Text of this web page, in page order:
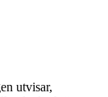
utvisar,